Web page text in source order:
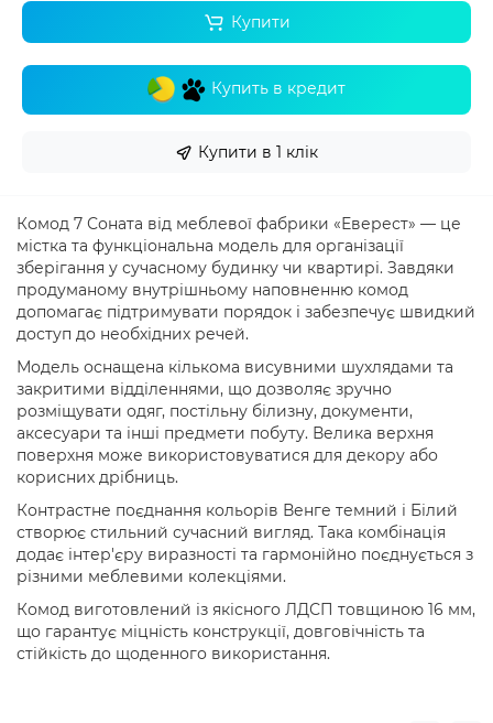
Купити
Купить в кредит
Купити в 1 клік
Комод 7 Соната від меблевої фабрики «Еверест» — це
містка та функціональна модель для організації
зберігання у сучасному будинку чи квартирі. Завдяки
продуманому внутрішньому наповненню комод
допомагає підтримувати порядок і забезпечує швидкий
доступ до необхідних речей.
Модель оснащена кількома висувними шухлядами та
закритими відділеннями, що дозволяє зручно
розміщувати одяг, постільну білизну, документи,
аксесуари та інші предмети побуту. Велика верхня
поверхня може використовуватися для декору або
корисних дрібниць.
Контрастне поєднання кольорів Венге темний і Білий
створює стильний сучасний вигляд. Така комбінація
додає інтер'єру виразності та гармонійно поєднується з
різними меблевими колекціями.
Комод виготовлений із якісного ЛДСП товщиною 16 мм,
що гарантує міцність конструкції, довговічність та
стійкість до щоденного використання.